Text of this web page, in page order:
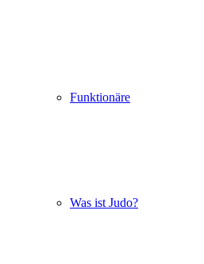
Funktionäre
Was ist Judo?